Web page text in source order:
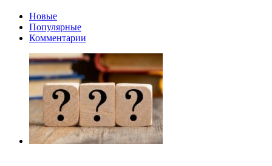
Новые
Популярные
Комментарии